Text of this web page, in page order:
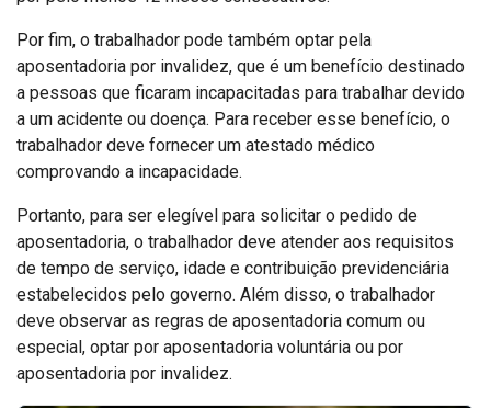
Por fim, o trabalhador pode também optar pela
aposentadoria por invalidez, que é um benefício destinado
a pessoas que ficaram incapacitadas para trabalhar devido
a um acidente ou doença. Para receber esse benefício, o
trabalhador deve fornecer um atestado médico
comprovando a incapacidade.
Portanto, para ser elegível para solicitar o pedido de
aposentadoria, o trabalhador deve atender aos requisitos
de tempo de serviço, idade e contribuição previdenciária
estabelecidos pelo governo. Além disso, o trabalhador
deve observar as regras de aposentadoria comum ou
especial, optar por aposentadoria voluntária ou por
aposentadoria por invalidez.